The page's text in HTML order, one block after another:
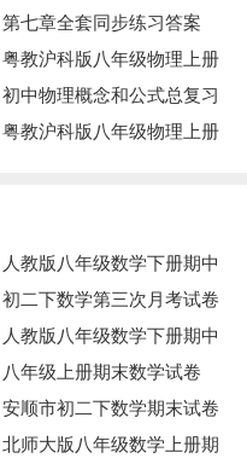
案
试卷及答案
第七章全套同步练习答案
粤教沪科版八年级物理上册
测试题及答案（B卷）
初中物理概念和公式总复习
粤教沪科版八年级物理上册
人教版八年级数学下册期中
题附答案
初二下数学第三次月考试卷
人教版八年级数学下册期中
八年级上册期末数学试卷
安顺市初二下数学期末试卷
案
北师大版八年级数学上册期